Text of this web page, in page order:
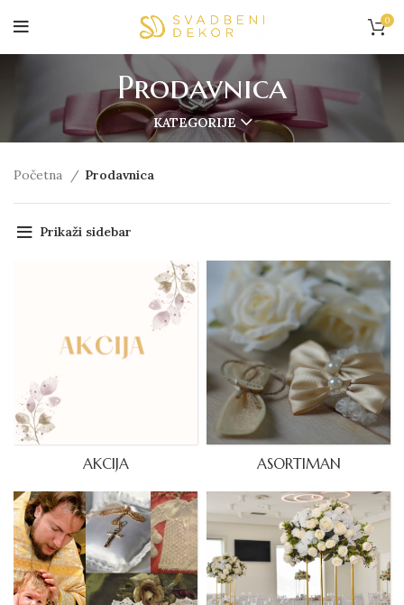
0
Prodavnica
KATEGORIJE
Početna Prodavnica
Prikaži sidebar
AKCIJA ASORTIMAN